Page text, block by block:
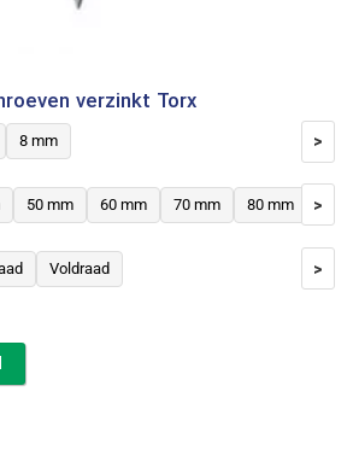
verzinkt Torx
8 mm >
50 mm 60 mm 70 mm 80 mm 90
>
Voldraad >